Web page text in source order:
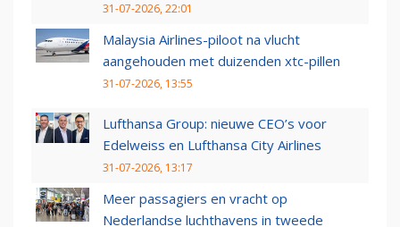
31-07-2026, 22:01
Malaysia Airlines-piloot na vlucht
aangehouden met duizenden xtc-pillen
31-07-2026, 13:55
Lufthansa Group: nieuwe CEO’s voor
Edelweiss en Lufthansa City Airlines
31-07-2026, 13:17
Meer passagiers en vracht op
Nederlandse luchthavens in tweede